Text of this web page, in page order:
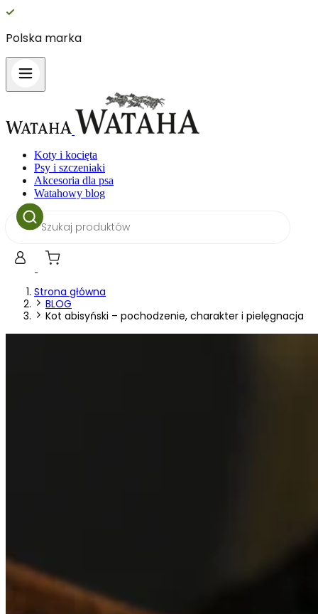
Polska marka
Koty i kocięta
Psy i szczeniaki
Akcesoria dla psa
Watahowy blog
Wyszukiwarka
produktów
Strona główna
BLOG
Kot abisyński – pochodzenie, charakter i pielęgnacja